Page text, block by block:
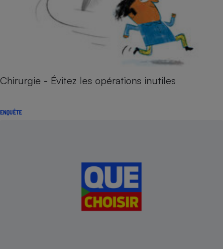
Chirurgie - Évitez les opérations inutiles
ENQUÊTE